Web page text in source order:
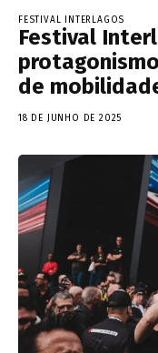
FESTIVAL INTERLAGOS
Festival
de
18 DE JUNHO DE 2025